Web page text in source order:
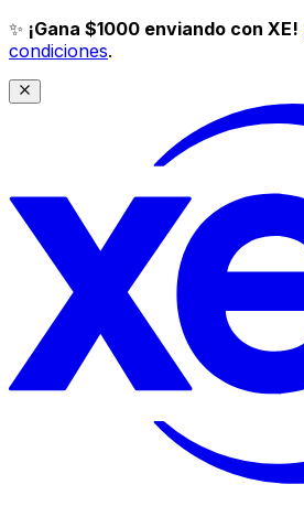
✨ ¡Gana $1000 enviando con XE!
condiciones.